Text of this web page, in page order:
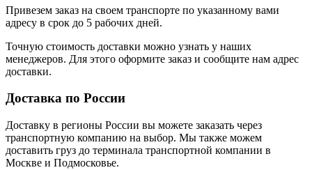
Привезем заказ на своем транспорте по указанному вами
адресу в срок до 5 рабочих дней.
Точную стоимость доставки можно узнать у наших
менеджеров. Для этого оформите заказ и сообщите нам адрес
доставки.
Доставка по России
Доставку в регионы России вы можете заказать через
транспортную компанию на выбор. Мы также можем
доставить груз до терминала транспортной компании в
Москве и Подмосковье.